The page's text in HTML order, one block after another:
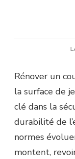
Rénover un
la surface de
clé dans la
durabilité de
normes
montent,